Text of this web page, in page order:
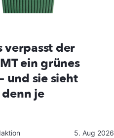
verpasst der
ein grünes
und sie sieht
denn je
5. Aug 2026